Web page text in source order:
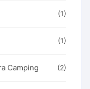
(1)
(1)
Camping (2)